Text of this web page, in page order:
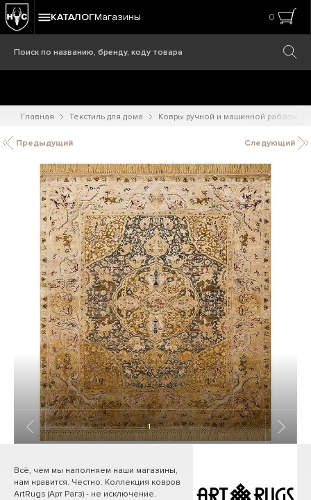
КАТАЛОГМагазины 0
Главная Текстиль для дома Ковры ручной и машинной работы
Предыдущий Следующий
1/ 8
Всё, чем мы наполняем наши магазины,
нам нравится. Честно. Коллекция ковров
ArtRugs (Арт Рагз) - не исключение.